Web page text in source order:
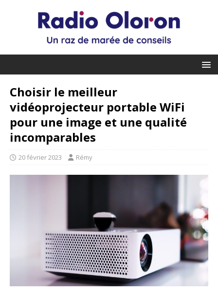
Choisir le meilleur
vidéoprojecteur portable WiFi
pour une image et une qualité
incomparables
20 février 2023 Rémy